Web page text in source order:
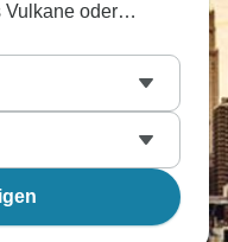
Vulkane oder
egal ob
Route 66.